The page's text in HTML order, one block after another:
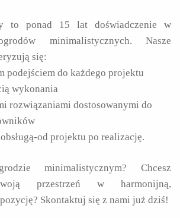
to ponad 15 lat doświadczenie w
minimalistycznych. Nasze
się:
podejściem do każdego projektu
wykonania
rozwiązaniami dostosowanymi do
od projektu po realizację.
minimalistycznym? Chcesz
przestrzeń w harmonijną,
Skontaktuj się z nami już dziś!